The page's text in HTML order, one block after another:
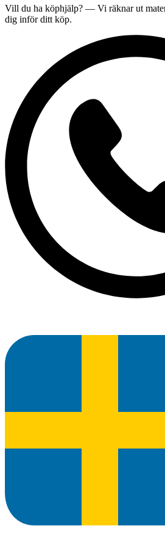
Vill du ha köphjälp? — Vi räknar ut
dig inför ditt köp.